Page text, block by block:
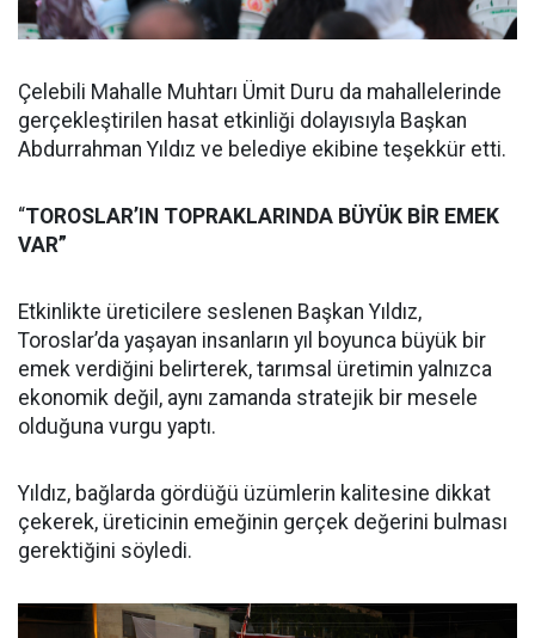
Çelebili Mahalle Muhtarı Ümit Duru da mahallelerinde
gerçekleştirilen hasat etkinliği dolayısıyla Başkan
Abdurrahman Yıldız ve belediye ekibine teşekkür etti.
“TOROSLAR’IN TOPRAKLARINDA BÜYÜK BİR EMEK
VAR”
Etkinlikte üreticilere seslenen Başkan Yıldız,
Toroslar’da yaşayan insanların yıl boyunca büyük bir
emek verdiğini belirterek, tarımsal üretimin yalnızca
ekonomik değil, aynı zamanda stratejik bir mesele
olduğuna vurgu yaptı.
Yıldız, bağlarda gördüğü üzümlerin kalitesine dikkat
çekerek, üreticinin emeğinin gerçek değerini bulması
gerektiğini söyledi.